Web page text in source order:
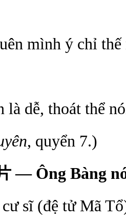
mình ý chỉ thế
là dễ, thoát thể
, quyển 7.)
— Ông Bàng
sĩ (đệ tử Mã